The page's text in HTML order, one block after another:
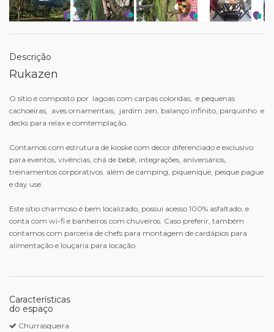
Descrição
Rukazen
O sítio é composto por lagoas com carpas coloridas, e pequenas
cachoeiras, aves ornamentais, jardim zen, balanço infinito, parquinho e
decks para relax e comtemplação.
Contamos com estrutura de kioske com decor diferenciado e exclusivo
para eventos, vivências, chá de bebê, integrações, aniversários,
treinamentos corporativos além de camping, piquenique, pesque pague
e day use.
Este sítio charmoso é bem localizado, possui acesso 100% asfaltado, e
conta com wi-fi e banheiros com chuveiros. Caso preferir, também
contamos com parceria de chefs para montagem de cardápios para
alimentação e louçaria para locação.
Características
do espaço
Churrasqueira